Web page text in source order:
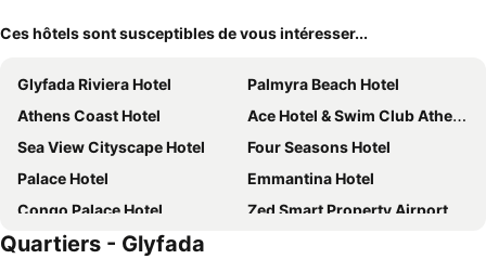
Ces hôtels sont susceptibles de vous intéresser...
Glyfada Riviera Hotel
Palmyra Beach Hotel
Athens Coast Hotel
Ace Hotel & Swim Club Athens
Sea View Cityscape Hotel
Four Seasons Hotel
Palace Hotel
Emmantina Hotel
Congo Palace Hotel
Zed Smart Property Airport by Airstay
One&Only Aesthesis
Quartiers - Glyfada